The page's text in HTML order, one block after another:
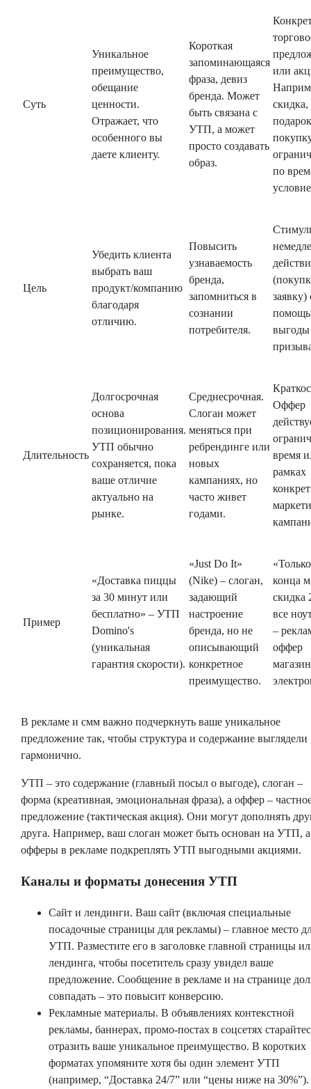
Суть
Уникальное
преимущество,
обещание
ценности.
Отражает, что
особенного вы
даете клиенту.
Короткая
запоминающаяся
фраза, девиз
бренда. Может
быть связана с
УТП, а может
просто создавать
образ.
или
скидка,
по
Цель
Убедить клиента
выбрать ваш
продукт/компанию
благодаря
отличию.
Повысить
узнаваемость
бренда,
запомниться в
сознании
потребителя.
заявку)
Длительность
Долгосрочная
основа
позиционирования.
УТП обычно
сохраняется, пока
ваше отличие
актуально на
рынке.
Среднесрочная.
Слоган может
меняться при
ребрендинге или
новых
кампаниях, но
часто живет
годами.
Оффер
время
рамках
Пример
«Доставка пиццы
за 30 минут или
бесплатно» – УТП
Domino's
(уникальная
гарантия скорости).
«Just Do It»
(Nike) – слоган,
задающий
настроение
бренда, но не
описывающий
конкретное
преимущество.
конца
скидка
все
–
оффер
В рекламе и смм важно подчеркнуть ваше уникальное
предложение так, чтобы структура и содержание выглядели
гармонично.
УТП – это содержание (главный посыл о выгоде), слоган –
форма (креативная, эмоциональная фраза), а оффер –
предложение (тактическая акция). Они могут дополнять
друга. Например, ваш слоган может быть основан на УТП, а
офферы в рекламе подкреплять УТП выгодными акциями.
Каналы и форматы донесения УТП
Сайт и лендинги. Ваш сайт (включая специальные
посадочные страницы для рекламы) – главное место
УТП. Разместите его в заголовке главной страницы
лендинга, чтобы посетитель сразу увидел ваше
предложение. Сообщение в рекламе и на странице
совпадать – это повысит конверсию.
Рекламные материалы. В объявлениях контекстной
рекламы, баннерах, промо-постах в соцсетях
отразить ваше уникальное преимущество. В коротких
форматах упомяните хотя бы один элемент УТП
(например, “Доставка 24/7” или “цены ниже на